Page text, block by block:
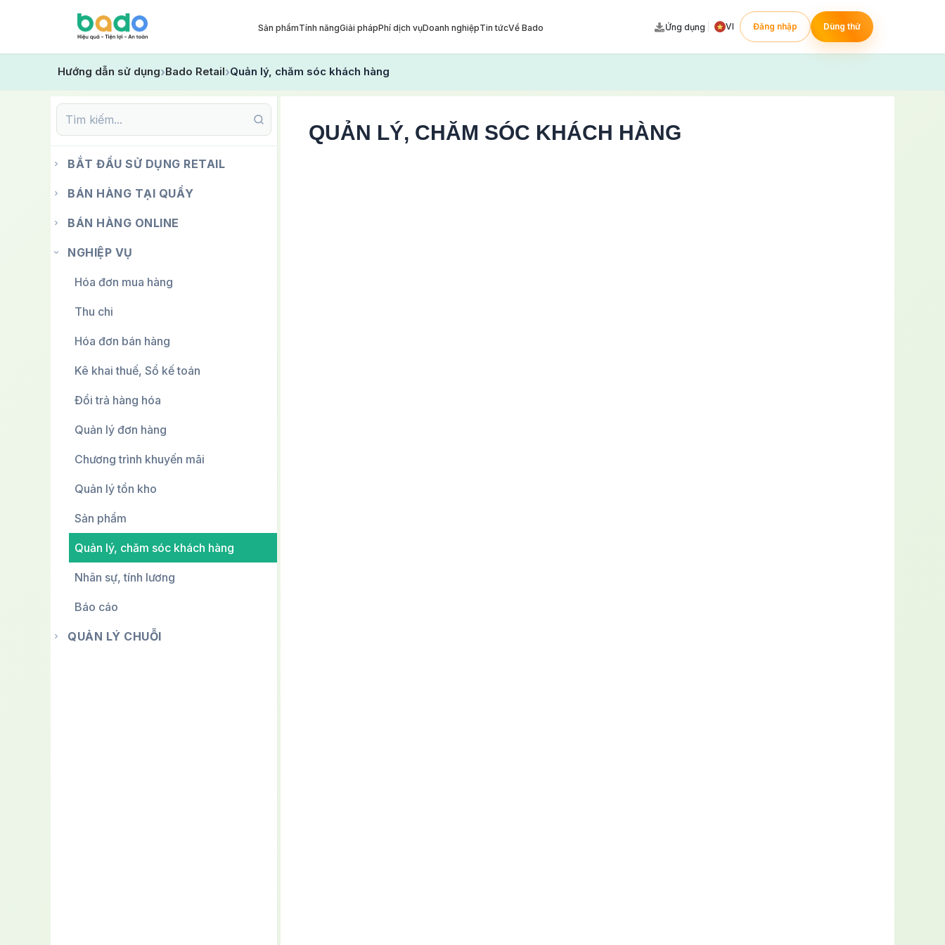
Sản phẩmTính năngGiải phápPhí dịch vụDoanh nghiệpTin tứcVề Bado Ứng dụng VI Đăng nhập Dùng thử
Hướng dẫn sử dụng Bado Retail Quản lý, chăm sóc khách hàng
BẮT ĐẦU SỬ DỤNG RETAIL
BÁN HÀNG TẠI QUẦY
BÁN HÀNG ONLINE
NGHIỆP VỤ
Hóa đơn mua hàng
Thu chi
Hóa đơn bán hàng
Kê khai thuế, Sổ kế toán
Đổi trả hàng hóa
Quản lý đơn hàng
Chương trình khuyến mãi
Quản lý tồn kho
Sản phẩm
Quản lý, chăm sóc khách hàng
Nhân sự, tính lương
Báo cáo
QUẢN LÝ CHUỖI
QUẢN LÝ, CHĂM SÓC KHÁCH HÀNG